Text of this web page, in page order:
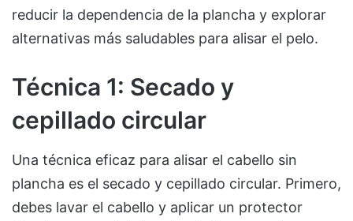
reducir la dependencia de la plancha y explorar
alternativas más saludables para alisar el pelo.
Técnica 1: Secado y
cepillado circular
Una técnica eficaz para alisar el cabello sin
plancha es el secado y cepillado circular. Primero,
debes lavar el cabello y aplicar un protector